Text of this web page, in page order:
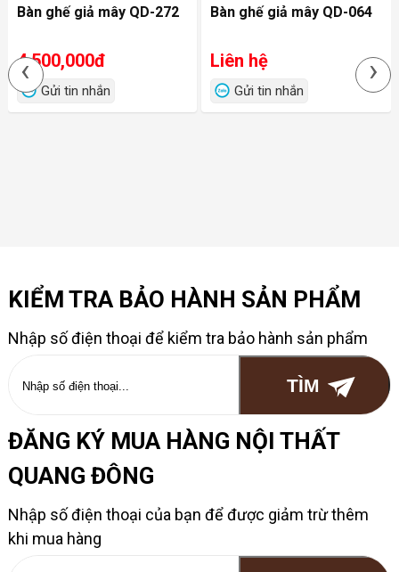
Bàn ghế giả mây QD-272
4,500,000đ
Gửi tin nhắn
Bàn ghế giả mây QD-064
Liên hệ
Gửi tin nhắn
‹ ›
KIỂM TRA BẢO HÀNH SẢN PHẨM
Nhập số điện thoại để kiểm tra bảo hành sản phẩm
ĐĂNG KÝ MUA HÀNG NỘI THẤT
QUANG ĐÔNG
Nhập số điện thoại của bạn để được giảm trừ thêm
khi mua hàng